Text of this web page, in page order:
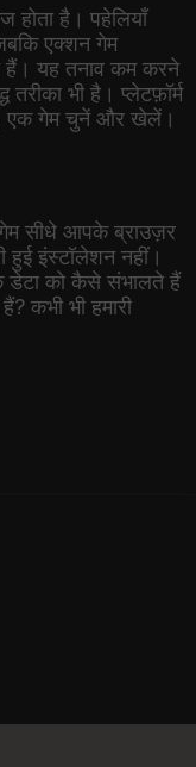
है। पहेलियाँ
एक्शन गेम
यह तनाव कम करने
भी है। प्लेटफ़ॉर्म
एक गेम चुनें और खेलें।
गेम सीधे आपके ब्राउज़र
हुई इंस्टॉलेशन नहीं।
डेटा को कैसे संभालते हैं
कभी भी हमारी